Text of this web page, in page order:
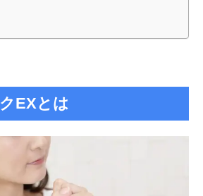
EXとは